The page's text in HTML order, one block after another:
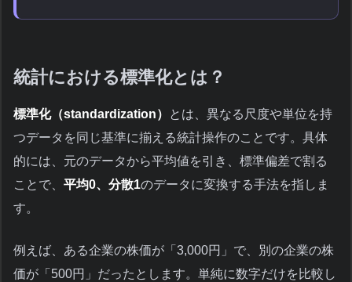
統計における標準化とは？
標準化（standardization）
とは、異なる尺度や単位を持
つデータを同じ基準に揃える統計操作のことです。具体
的には、元のデータから平均値を引き、標準偏差で割る
ことで、 平均0、分散1のデータに変換する手法を指しま
す。
例えば、ある企業の株価が「3,000円」で、別の企業の株
価が「500円」だったとします。単純に数字だけを比較し